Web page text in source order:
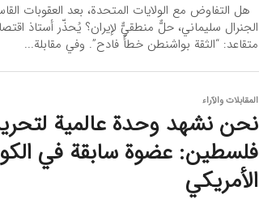
هل التفاوض مع الولايات المتحدة، بعد العقوبات
الجنرال سليماني، حلٌّ منطقيٌّ لإيران؟ يُحذّر أستاذ
متقاعد: “الثقة بواشنطن خطأٌ فادح”. وفي مقابلة...
المقابلات والآراء
نحن نشهد وحدة عالمية
فلسطين: عضوة سابقة في
الأمريكي